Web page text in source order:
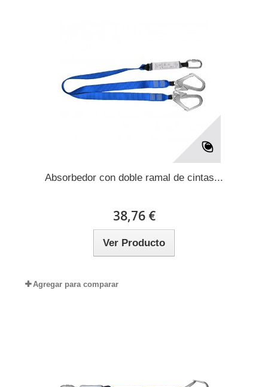
Absorbedor con doble ramal de cintas...
38,76 €
Ver Producto
Agregar para comparar